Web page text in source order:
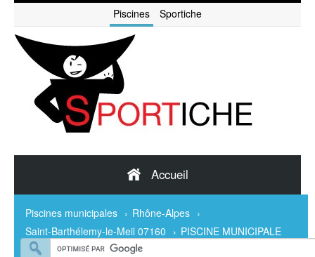
Piscines Sportiche
Accueil
Piscines municipales › Rhône-Alpes ›
Saint-Barthélemy-le-Meil 07160 › PISCINE MUNICIPALE